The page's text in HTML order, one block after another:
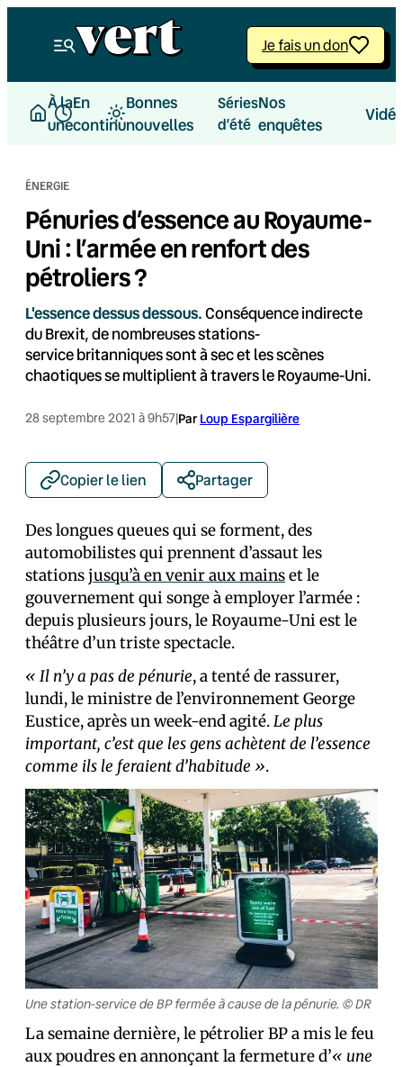
Je fais un don
À la
une
En
continu
Bonnes
nouvelles
Séries
d’été
Nos
enquêtes
ÉNERGIE
Pénuries d’essence au Royaume-
Uni : l’armée en renfort des
pétroliers ?
L'essence dessus dessous.Conséquence indirecte
du Brexit, de nombreuses stations-
service britanniques sont à sec et les scènes
chaotiques se multiplient à travers le Royaume-Uni.
28 septembre 2021 à 9h57|Par Loup Espargilière
Copier le lien Partager
Des longues queues qui se forment, des
automobilistes qui prennent d’assaut les
stationsjusqu’à en venir aux mainset le
gouvernement qui songe à employer l’armée :
depuis plusieurs jours, le Royaume-Uni est le
théâtre d’un triste spectacle.
« Il n’y a pas de pénurie, a tenté de rassurer,
lundi, le ministre de l’environnement George
Eustice, après un week-end agité.Le plus
important, c’est que les gens achètent de l’essence
comme ils le feraient d’habitude ».
Une station-service de BP fermée à cause de la pénurie. © DR
La semaine dernière, le pétrolier BP a mis le feu
aux poudres en annonçant la fermeture d’« une